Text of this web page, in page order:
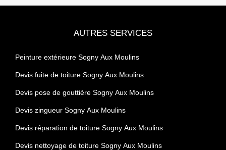
AUTRES SERVICES
Peinture extérieure Sogny Aux Moulins
Devis fuite de toiture Sogny Aux Moulins
Devis pose de gouttière Sogny Aux Moulins
Devis zingueur Sogny Aux Moulins
Devis réparation de toiture Sogny Aux Moulins
Devis nettoyage de toiture Sogny Aux Moulins